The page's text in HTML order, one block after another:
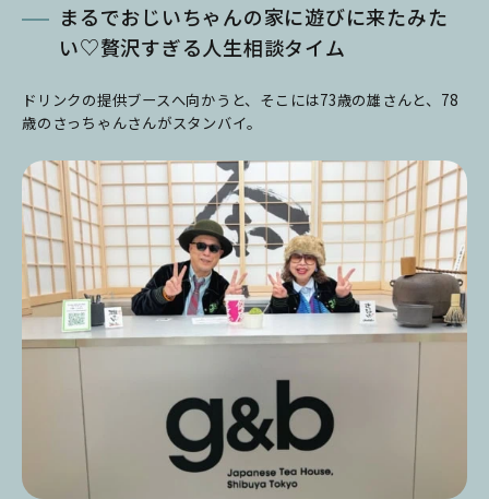
まるでおじいちゃんの家に遊びに来たみた
い♡贅沢すぎる人生相談タイム
ドリンクの提供ブースへ向かうと、そこには73歳の雄さんと、78
歳のさっちゃんさんがスタンバイ。